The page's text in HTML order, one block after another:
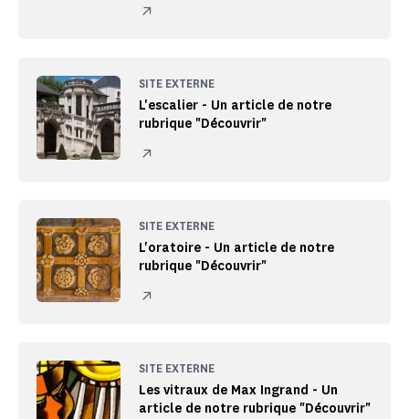
L'escalier - Un article de notre
rubrique "Découvrir"
SITE EXTERNE
L'oratoire - Un article de notre
rubrique "Découvrir"
SITE EXTERNE
Les vitraux de Max Ingrand - Un
article de notre rubrique "Découvrir"
SITE EXTERNE